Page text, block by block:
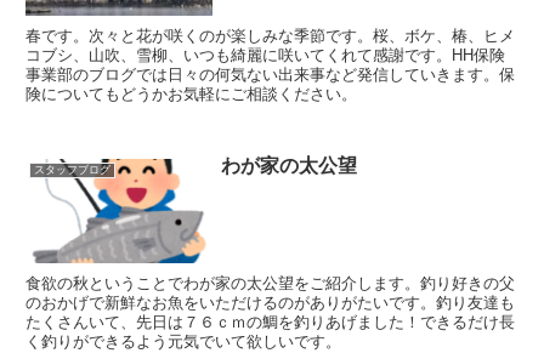
春です。次々と花が咲くのが楽しみな季節です。桜、ボケ、椿、ヒメ
コブシ、山吹、雪柳、いつも綺麗に咲いてくれて感謝です。HH保険
事業部のブログでは日々の何気ない出来事など発信していきます。保
険についてもどうかお気軽にご相談ください。
スタッフブログ わが家の太公望
食欲の秋ということでわが家の太公望をご紹介します。釣り好きの父
のおかげで新鮮なお魚をいただけるのがありがたいです。釣り友達も
たくさんいて、先日は７６ｃｍの鯛を釣りあげました！できるだけ長
く釣りができるよう元気でいて欲しいです。